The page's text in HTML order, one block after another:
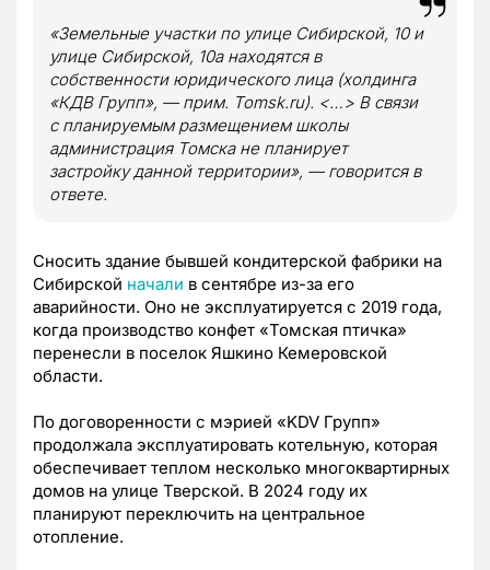
«Земельные участки по улице Сибирской, 10 и
улице Сибирской, 10а находятся в
собственности юридического лица (холдинга
«КДВ Групп», — прим. Tomsk.ru). <…> В связи
с планируемым размещением школы
администрация Томска не планирует
застройку данной территории», — говорится в
ответе.
Сносить здание бывшей кондитерской фабрики на
Сибирской начали в сентябре из-за его
аварийности. Оно не эксплуатируется с 2019 года,
когда производство конфет «Томская птичка»
перенесли в поселок Яшкино Кемеровской
области.
По договоренности с мэрией «KDV Групп»
продолжала эксплуатировать котельную, которая
обеспечивает теплом несколько многоквартирных
домов на улице Тверской. В 2024 году их
планируют переключить на центральное
отопление.